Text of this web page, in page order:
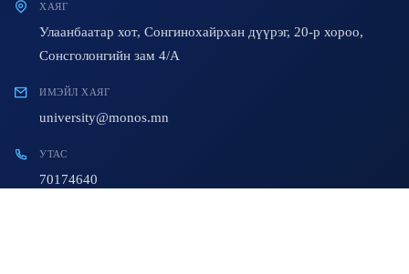
ХАЯГ
Улаанбаатар хот, Сонгинохайрхан дүүрэг, 20-р хороо,
Сонсголонгийн зам 4/A
ИМЭЙЛ ХАЯГ
university@monos.mn
УТАС
70174640